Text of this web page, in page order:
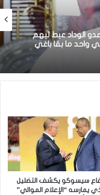
الوداد عيط ليهم
واحد ما بقا باغي
سيسوكو يكشف التضليل
يمارسه “الإعلام الموالي”